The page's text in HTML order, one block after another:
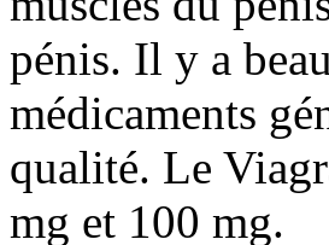
pénis. Il y a
médicaments
qualité. Le
mg et 100 mg.